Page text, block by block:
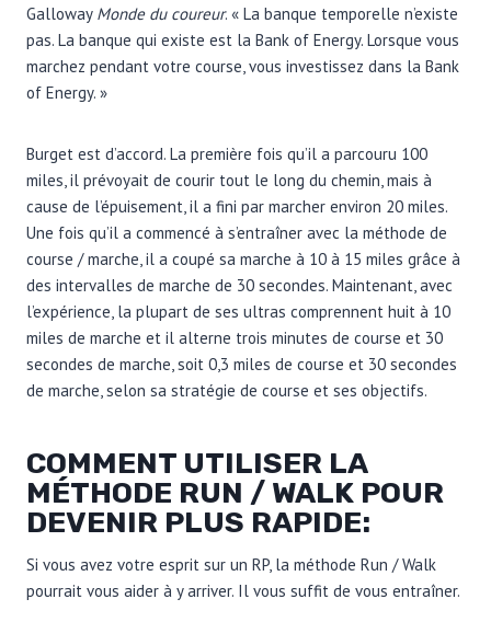
Galloway Monde du coureur. « La banque temporelle n’existe
pas. La banque qui existe est la Bank of Energy. Lorsque vous
marchez pendant votre course, vous investissez dans la Bank
of Energy. »
Burget est d’accord. La première fois qu’il a parcouru 100
miles, il prévoyait de courir tout le long du chemin, mais à
cause de l’épuisement, il a fini par marcher environ 20 miles.
Une fois qu’il a commencé à s’entraîner avec la méthode de
course / marche, il a coupé sa marche à 10 à 15 miles grâce à
des intervalles de marche de 30 secondes. Maintenant, avec
l’expérience, la plupart de ses ultras comprennent huit à 10
miles de marche et il alterne trois minutes de course et 30
secondes de marche, soit 0,3 miles de course et 30 secondes
de marche, selon sa stratégie de course et ses objectifs.
COMMENT UTILISER LA
MÉTHODE RUN / WALK POUR
DEVENIR PLUS RAPIDE:
Si vous avez votre esprit sur un RP, la méthode Run / Walk
pourrait vous aider à y arriver. Il vous suffit de vous entraîner.